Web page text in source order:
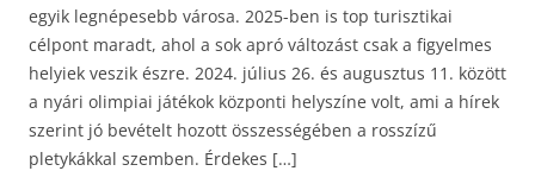
egyik legnépesebb városa. 2025-ben is top turisztikai
célpont maradt, ahol a sok apró változást csak a figyelmes
helyiek veszik észre. 2024. július 26. és augusztus 11. között
a nyári olimpiai játékok központi helyszíne volt, ami a hírek
szerint jó bevételt hozott összességében a rosszízű
pletykákkal szemben. Érdekes […]